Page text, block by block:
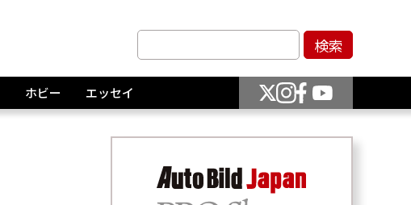
ホビー エッセイ